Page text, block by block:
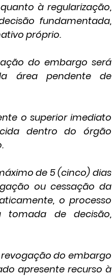
à regularização,
fundamentada,
próprio.
do embargo será
área pendente de
o superior imediato
dentro do órgão
de 5 (cinco) dias
ou cessação da
o processo
tomada de decisão,
do embargo
apresente recurso à